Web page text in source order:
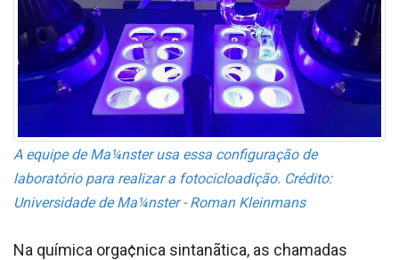
A equipe de Ma¼nster usa essa configuração de
laboratório para realizar a fotocicloadição. Crédito:
Universidade de Ma¼nster - Roman Kleinmans
Na química orga¢nica sintanãtica, as chamadas